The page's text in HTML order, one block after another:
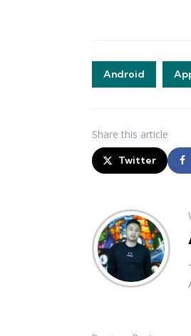
Android
Share this article
Twitter